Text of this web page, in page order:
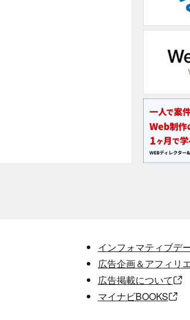
インフォマティブデ
広告企画＆アフィリ
広告掲載について
マイナビBOOKS